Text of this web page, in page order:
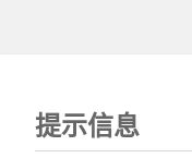
提示信息